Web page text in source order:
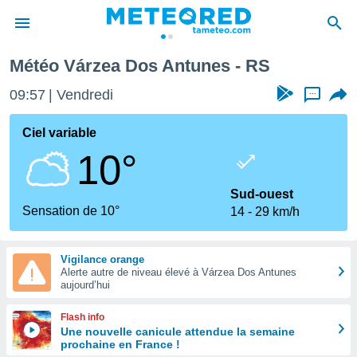
de
Météo Várzea Dos Antunes - RS
09:57 Vendredi ...
Ciel variable
10°
Sensation de 10°
Sud-ouest
14
29 km/h
Vigilance orange
Alerte autre de niveau élevé à Várzea Dos Antunes
aujourd’hui
Flash info
Une nouvelle canicule attendue la semaine
prochaine en France !